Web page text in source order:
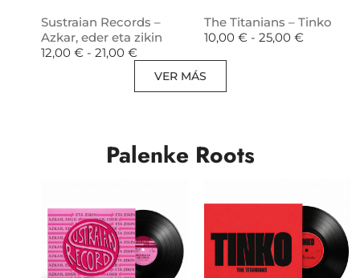
Sustraian Records –
Azkar, eder eta zikin
12,00 € - 21,00 €
The Titanians – Tinko
10,00 € - 25,00 €
VER MÁS
Palenke Roots